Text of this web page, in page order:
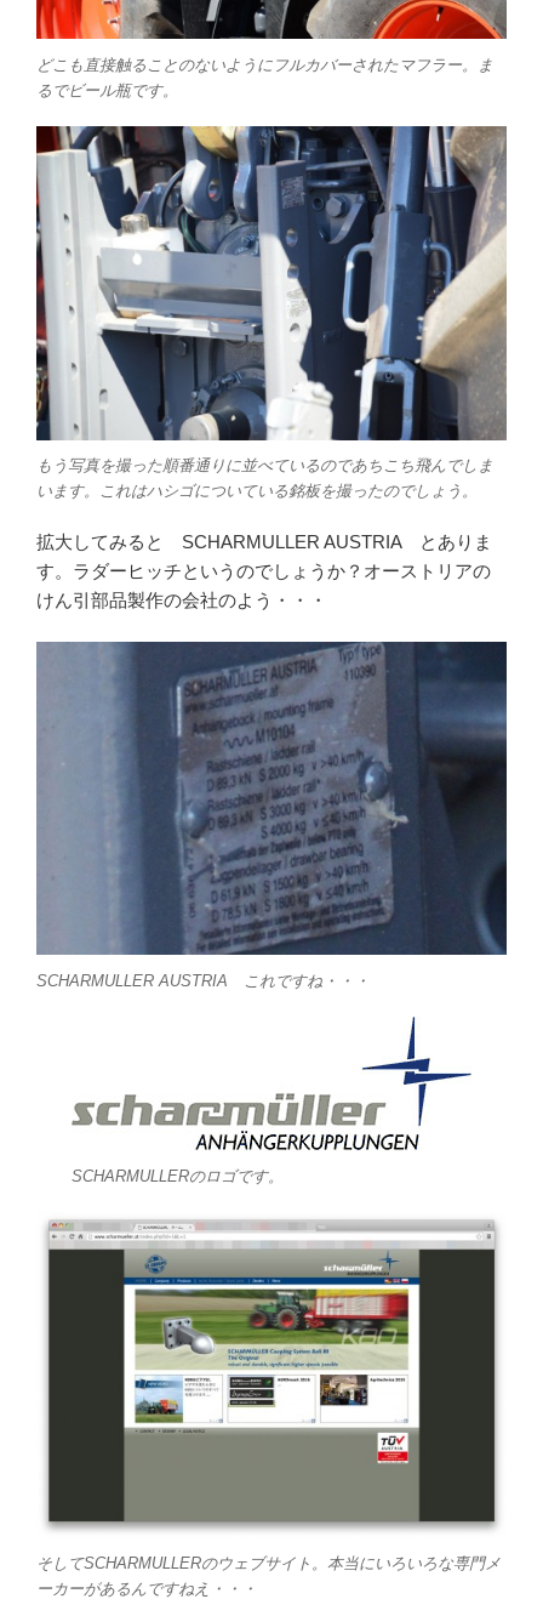
どこも直接触ることのないようにフルカバーされたマフラー。ま
るでビール瓶です。
もう写真を撮った順番通りに並べているのであちこち飛んでしま
います。これはハシゴについている銘板を撮ったのでしょう。
拡大してみると SCHARMULLER AUSTRIA とありま
す。ラダーヒッチというのでしょうか？オーストリアの
けん引部品製作の会社のよう・・・
SCHARMULLER AUSTRIA これですね・・・
SCHARMULLERのロゴです。
そしてSCHARMULLERのウェブサイト。本当にいろいろな専門メ
ーカーがあるんですねえ・・・